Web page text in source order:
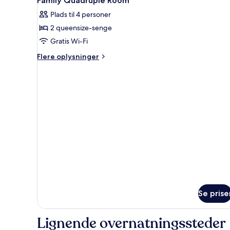
dobbeltseng
alle
billeder
af
Family
Quadruple
Plads til 4 personer
2 queensize-senge
Gratis Wi-Fi
Flere oplysninger
Flere
Se
Lignende overnatningssteder